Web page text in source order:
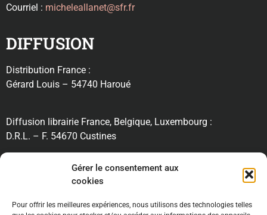
Gérer le consentement aux
cookies
Pour offrir les meilleures expériences, nous utilisons des technologies telles
Courriel : micheleallanet@sfr.fr
DIFFUSION
Distribution France :
Gérard Louis – 54740 Haroué
Diffusion librairie France, Belgique, Luxembourg :
D.R.L. – F. 54670 Custines
RECHERCHE